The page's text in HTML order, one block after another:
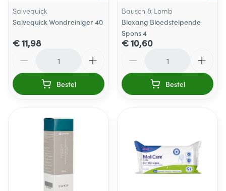
Salvequick
Salvequick Wondreiniger 40
€ 11,98
Bestel
Bausch & Lomb
Bloxang Bloedstelpende
Spons 4
€ 10,60
Bestel